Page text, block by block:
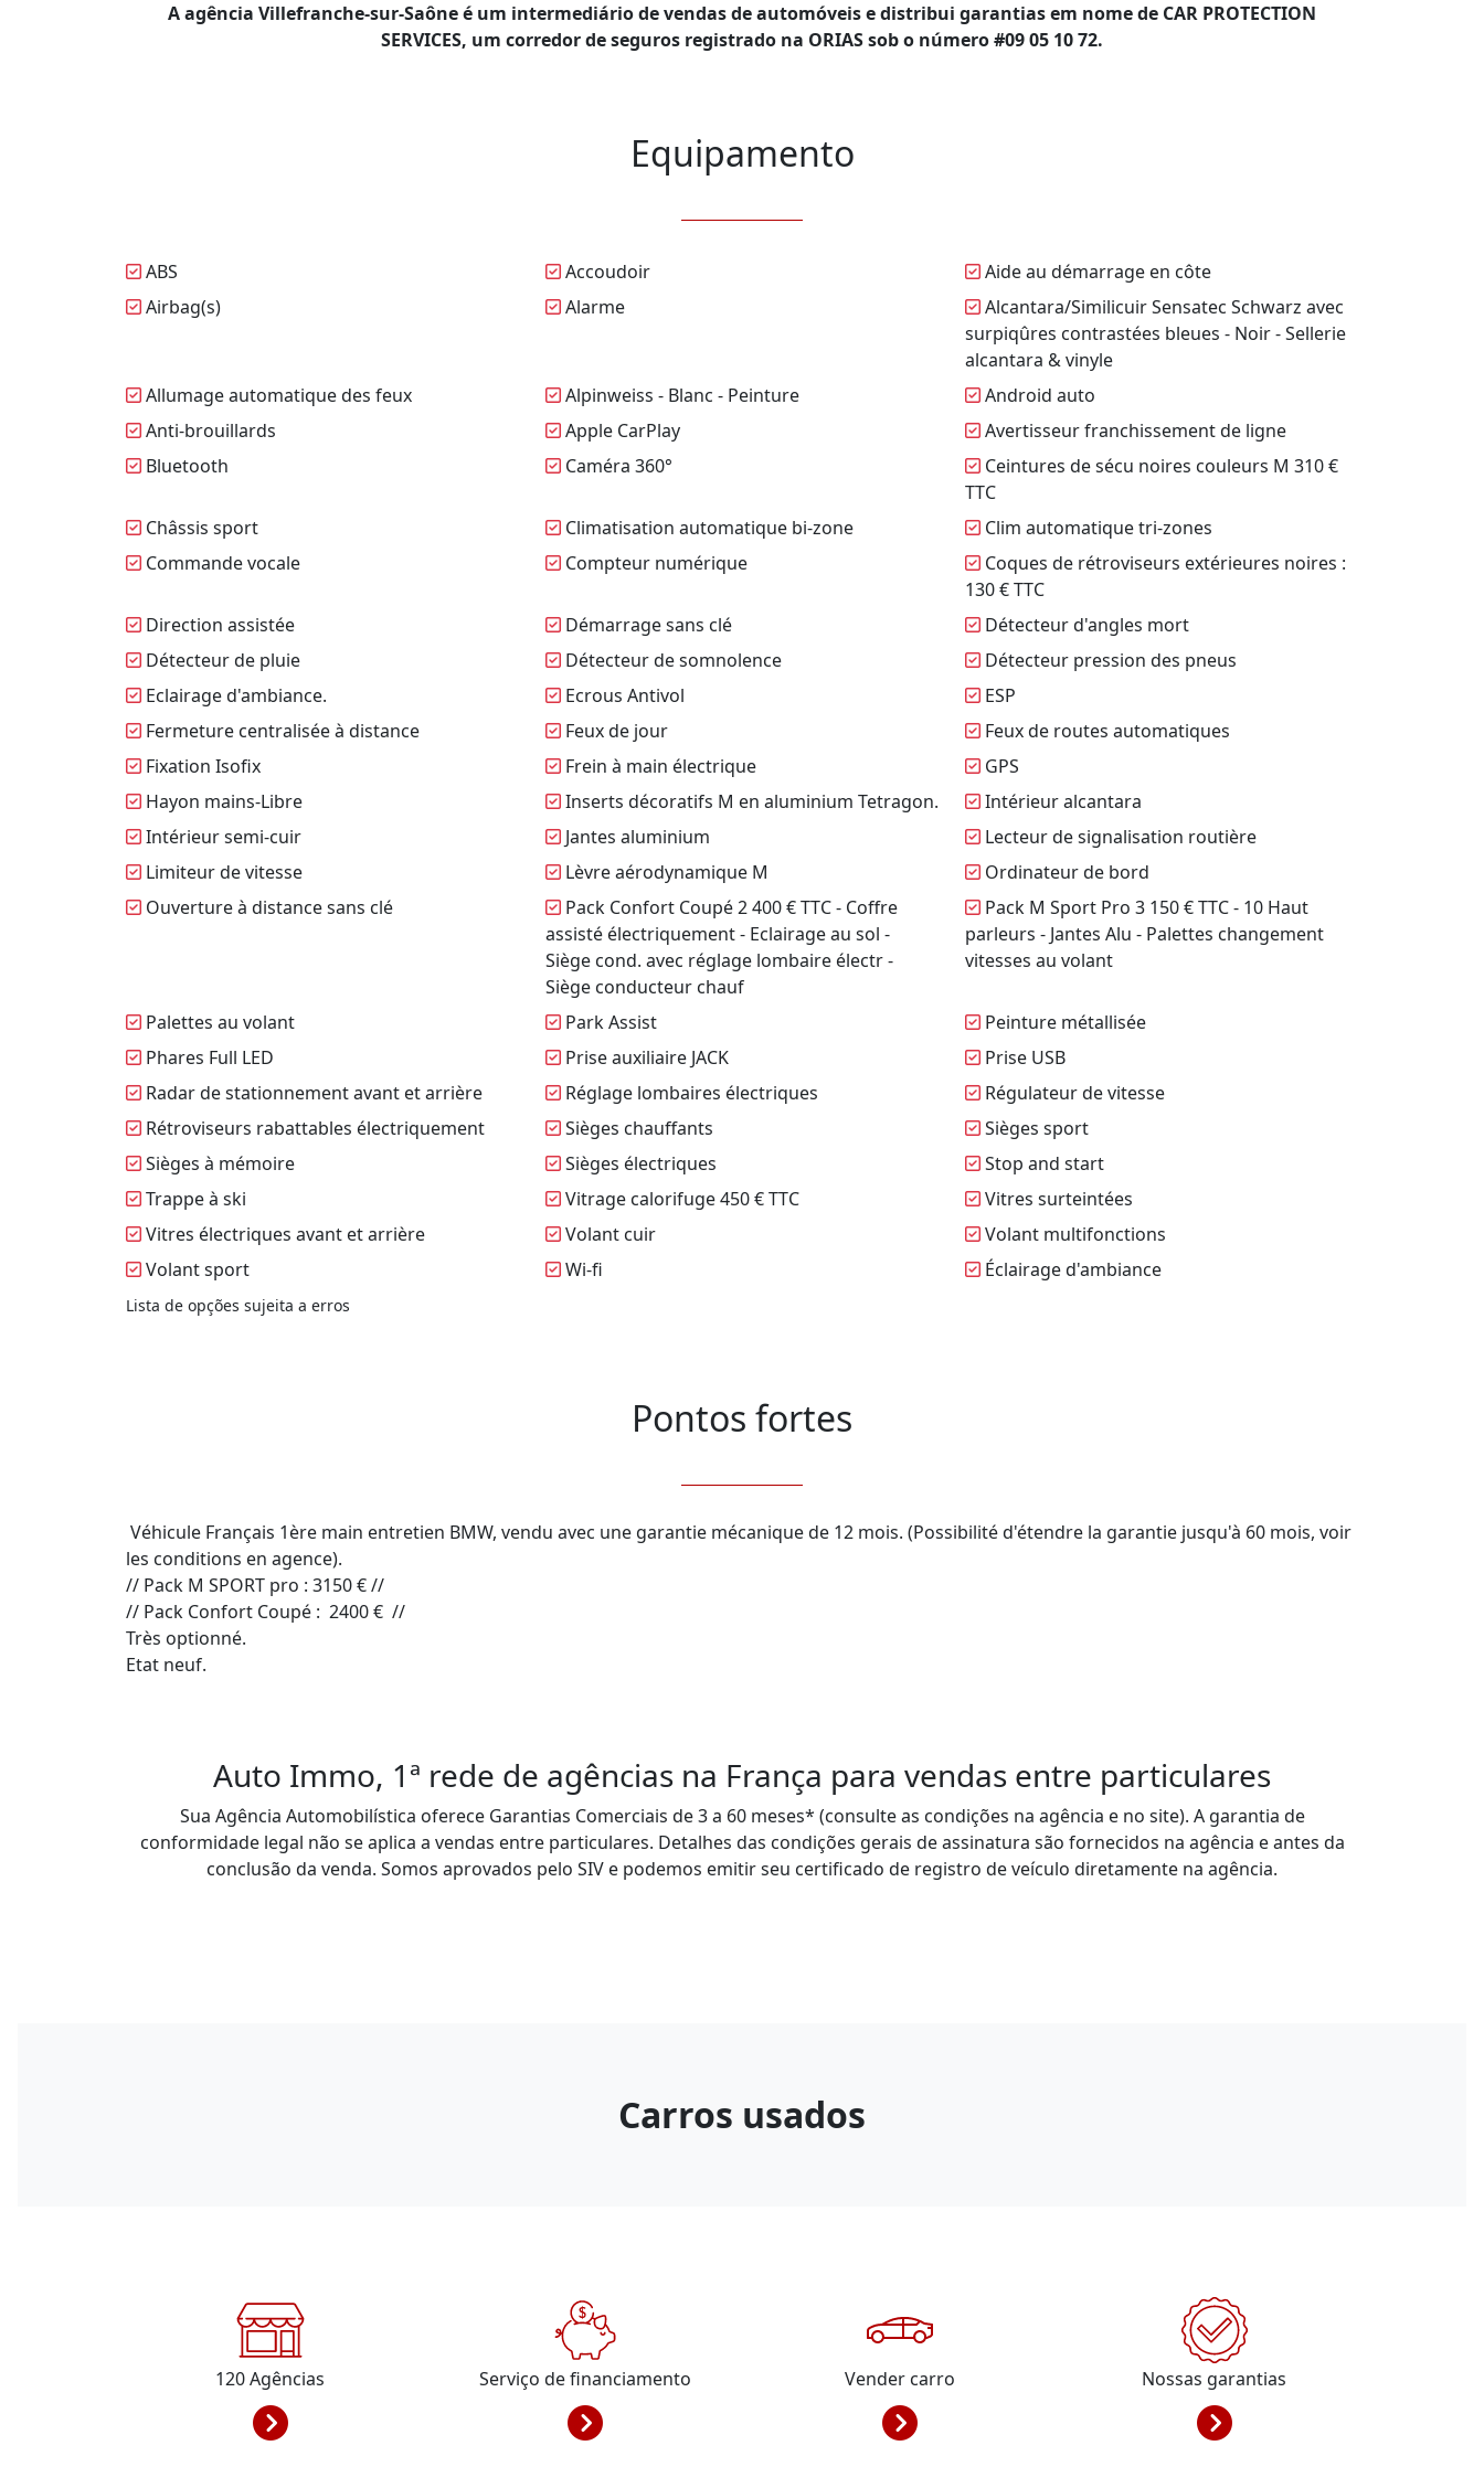
A agência Villefranche-sur-Saône é um intermediário de vendas de automóveis e distribui garantias em nome de CAR PROTECTION
SERVICES, um corredor de seguros registrado na ORIAS sob o número #09 05 10 72.
Equipamento
ABS Accoudoir
Aide au démarrage en côte
Airbag(s)
Alarme
Alcantara/Similicuir Sensatec Schwarz avec
surpiqûres contrastées bleues - Noir - Sellerie
alcantara & vinyle
Allumage automatique des feux
Alpinweiss - Blanc - Peinture
Android auto
Anti-brouillards
Apple CarPlay
Avertisseur franchissement de ligne
Bluetooth
Caméra 360°
Ceintures de sécu noires couleurs M 310 €
TTC
Châssis sport
Climatisation automatique bi-zone
Clim automatique tri-zones
Commande vocale
Compteur numérique
Coques de rétroviseurs extérieures noires :
130 € TTC
Direction assistée
Démarrage sans clé
Détecteur d'angles mort
Détecteur de pluie
Détecteur de somnolence
Détecteur pression des pneus
Eclairage d'ambiance.
Ecrous Antivol
ESP
Fermeture centralisée à distance
Feux de jour
Feux de routes automatiques
Fixation Isofix
Frein à main électrique
GPS
Hayon mains-Libre
Inserts décoratifs M en aluminium Tetragon.
Intérieur alcantara
Intérieur semi-cuir
Jantes aluminium
Lecteur de signalisation routière
Limiteur de vitesse
Lèvre aérodynamique M
Ordinateur de bord
Ouverture à distance sans clé
Pack Confort Coupé 2 400 € TTC - Coffre
assisté électriquement - Eclairage au sol -
Siège cond. avec réglage lombaire électr -
Siège conducteur chauf
Pack M Sport Pro 3 150 € TTC - 10 Haut
parleurs - Jantes Alu - Palettes changement
vitesses au volant
Palettes au volant Park Assist
Peinture métallisée
Phares Full LED
Prise auxiliaire JACK
Prise USB
Radar de stationnement avant et arrière
Réglage lombaires électriques
Régulateur de vitesse
Rétroviseurs rabattables électriquement
Sièges chauffants
Sièges sport
Sièges à mémoire
Sièges électriques
Stop and start
Trappe à ski
Vitrage calorifuge 450 € TTC
Vitres surteintées
Vitres électriques avant et arrière
Volant cuir
Volant multifonctions
Volant sport
Wi-fi Éclairage d'ambiance
Lista de opções sujeita a erros
Pontos fortes
les conditions en agence).
// Pack M SPORT pro : 3150 € //
// Pack Confort Coupé :  2400 €  //
Très optionné.
Etat neuf.
Auto Immo, 1ª rede de agências na França para vendas entre particulares
Sua Agência Automobilística oferece Garantias Comerciais de 3 a 60 meses* (consulte as condições na agência e no site). A garantia de
conformidade legal não se aplica a vendas entre particulares. Detalhes das condições gerais de assinatura são fornecidos na agência e antes da
conclusão da venda. Somos aprovados pelo SIV e podemos emitir seu certificado de registro de veículo diretamente na agência.
Carros usados
120Agências Serviço de financiamento Vender carro Nossas garantias